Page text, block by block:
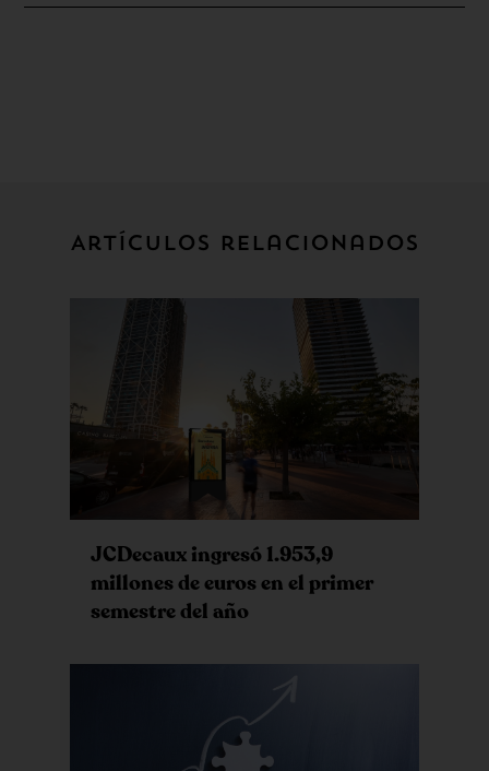
Artículos relacionados
JCDecaux ingresó 1.953,9
millones de euros en el primer
semestre del año